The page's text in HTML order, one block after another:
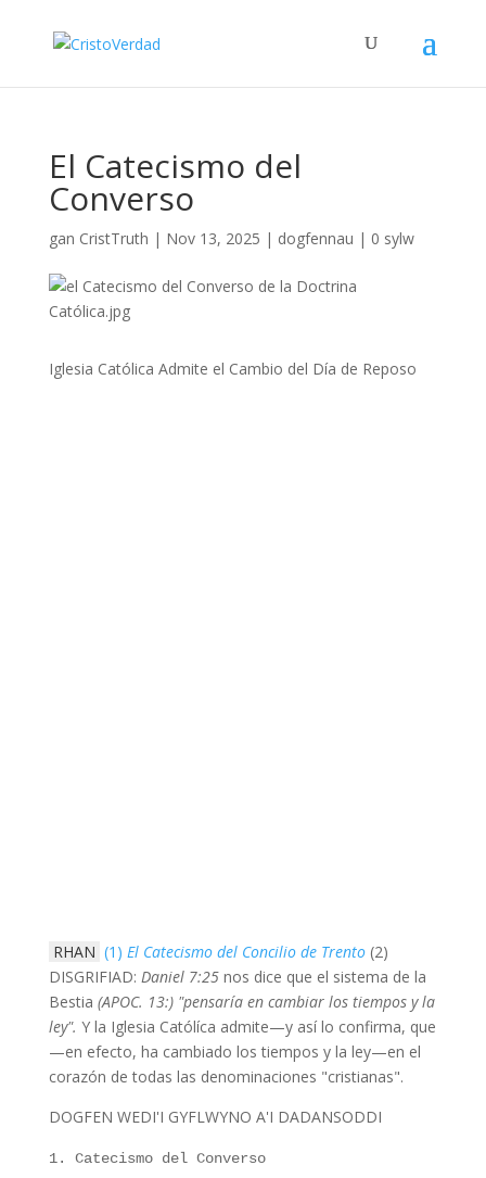
El Catecismo del
Converso
gan CristTruth | Nov 13, 2025 | dogfennau | 0 sylw
Iglesia Católica Admite el Cambio del Día de Reposo
RHAN (1) El Catecismo del Concilio de Trento(2)
DISGRIFIAD: Daniel 7:25nos dice que el sistema de la
Bestia (APOC. 13:) "pensaría en cambiar los tiempos y la
ley". Y la Iglesia Católíca admite—y así lo confirma, que
—en efecto, ha cambiado los tiempos y la ley—en el
corazón de todas las denominaciones "cristianas".
DOGFEN WEDI'I GYFLWYNO A'I DADANSODDI
1. Catecismo del Converso